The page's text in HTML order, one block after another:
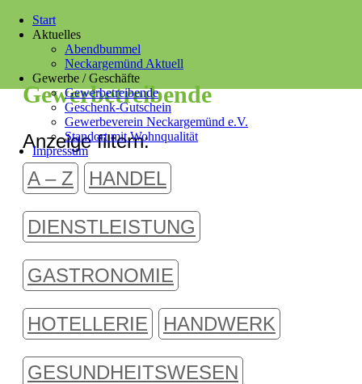
Start
Aktuelles
Abendbummel
Neckargemünd Aktuell
Gewerbe / Geschäfte
Gewerbetreibende
Geschenk-Gutschein
Gewerbeverein Neckargemünd e.V.
Standort mit Wohnqualität
Impressum
Gewerbetreibende
Anzeige filtern:
A – Z
HANDEL
DIENSTLEISTUNG
GASTRONOMIE
HOTELLERIE HANDWERK
GESUNDHEITSWESEN